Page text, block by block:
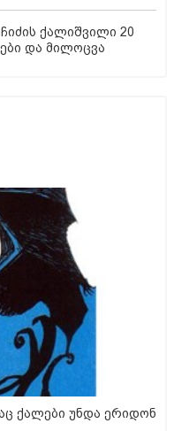
ქალიშვილი 20
და მილოცვა
ქალები უნდა ერიდონ